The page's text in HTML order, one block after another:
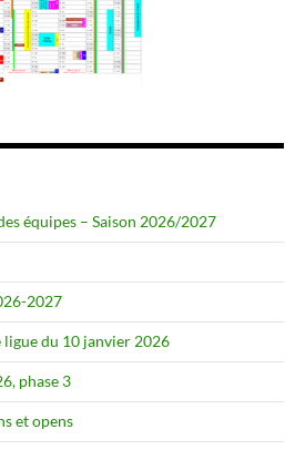
équipes – Saison 2026/2027
2027
ligue du 10 janvier 2026
phase 3
et opens